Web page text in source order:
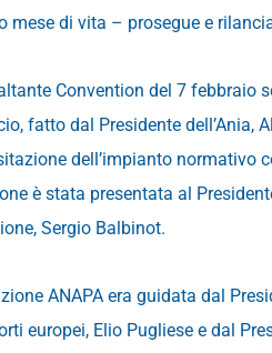
mese di vita – prosegue e
Convention del 7
fatto dal Presidente
dell’impianto normativo
è stata presentata al
Sergio Balbinot.
ANAPA era guidata dal
europei, Elio Pugliese e dal